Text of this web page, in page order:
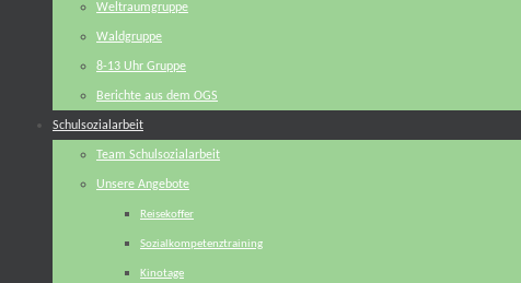
Weltraumgruppe
Waldgruppe
8-13 Uhr Gruppe
Berichte aus dem OGS
Schulsozialarbeit
Team Schulsozialarbeit
Unsere Angebote
Reisekoffer
Sozialkompetenztraining
Kinotage